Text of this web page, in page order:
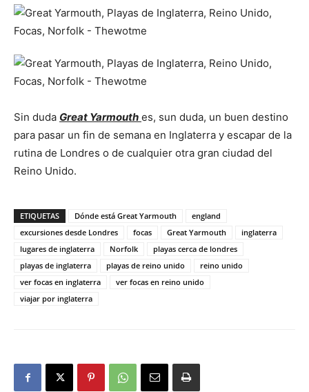
Sin duda Great Yarmouth es, sun duda, un buen destino
para pasar un fin de semana en Inglaterra y escapar de la
rutina de Londres o de cualquier otra gran ciudad del
Reino Unido.
ETIQUETAS Dónde está Great Yarmouth
england
excursiones desde Londres
focas Great Yarmouth
inglaterra
lugares de inglaterra
Norfolk
playas cerca de londres
playas de inglaterra
playas de reino unido
reino unido
ver focas en inglaterra
ver focas en reino unido
viajar por inglaterra